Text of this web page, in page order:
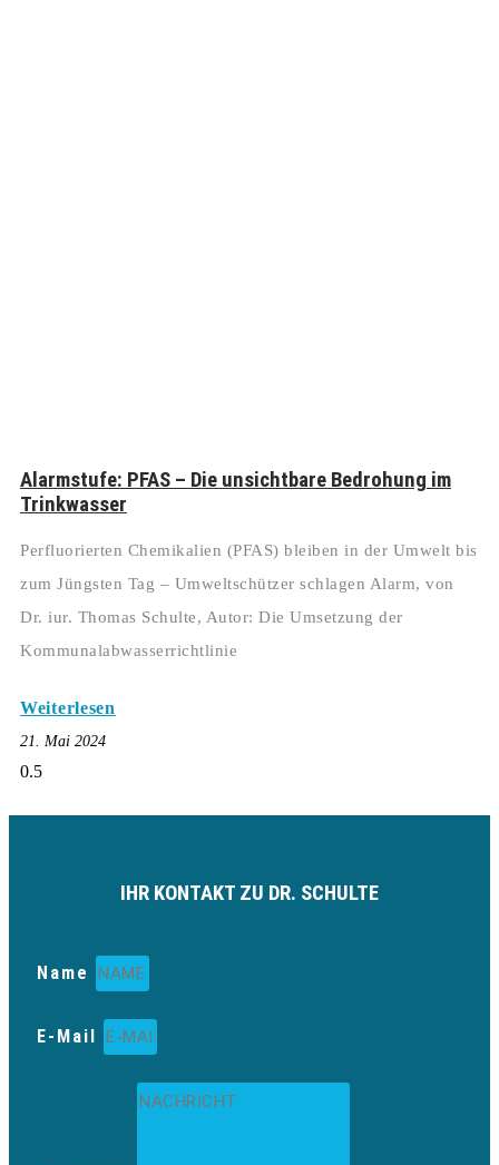
Alarmstufe: PFAS – Die unsichtbare Bedrohung im
Trinkwasser
Perfluorierten Chemikalien (PFAS) bleiben in der Umwelt bis
zum Jüngsten Tag – Umweltschützer schlagen Alarm, von
Dr. iur. Thomas Schulte, Autor: Die Umsetzung der
Kommunalabwasserrichtlinie
Weiterlesen
21. Mai 2024
IHR KONTAKT ZU DR. SCHULTE
Name
E-Mail